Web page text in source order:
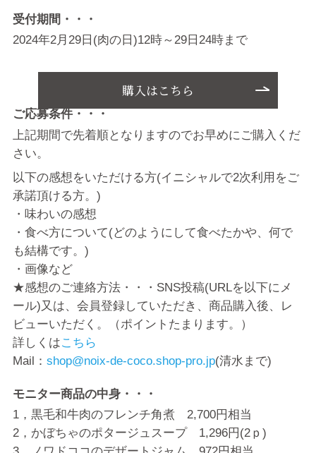
受付期間・・・
2024年2月29日(肉の日)12時～29日24時まで
購入はこちら
ご応募条件・・・
上記期間で先着順となりますのでお早めにご購入くだ
さい。
以下の感想をいただける方(イニシャルで2次利用をご
承諾頂ける方。)
・味わいの感想
・食べ方について(どのようにして食べたかや、何で
も結構です。)
・画像など
★感想のご連絡方法・・・SNS投稿(URLを以下にメ
ール)又は、会員登録していただき、商品購入後、レ
ビューいただく。（ポイントたまります。）
詳しくはこちら
Mail： shop@noix-de-coco.shop-pro.jp(清水まで)
モニター商品の中身・・・
1，黒毛和牛肉のフレンチ角煮 2,700円相当
2，かぼちゃのポタージュスープ 1,296円(2ｐ)